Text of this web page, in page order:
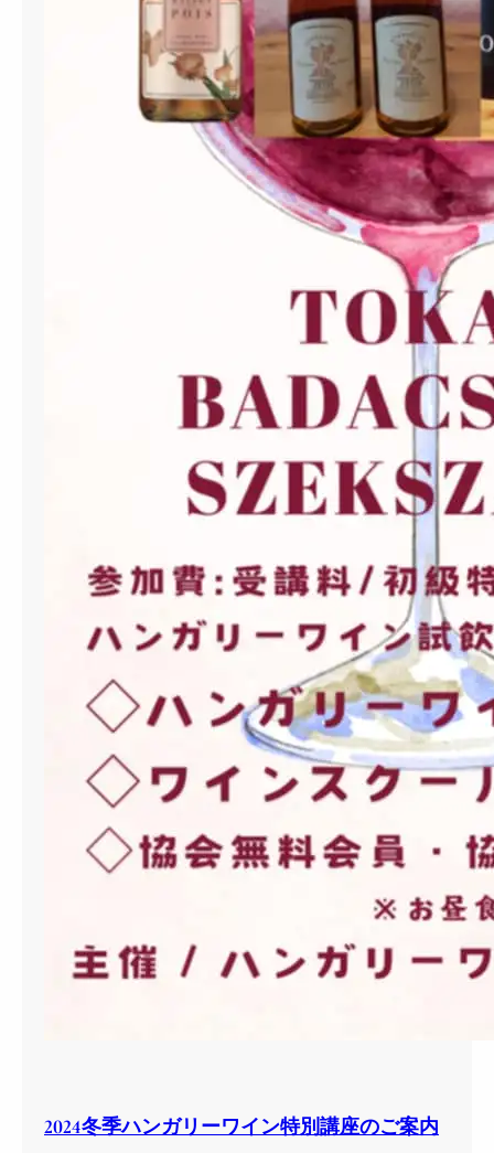
2024冬季ハンガリーワイン特別講座のご案内